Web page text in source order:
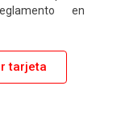
en
tarjeta